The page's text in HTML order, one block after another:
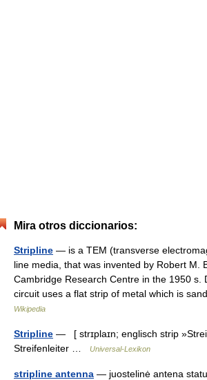
Mira otros diccionarios:
Stripline — is a TEM (transverse
line media, that was invented by Robert M.
Cambridge Research Centre in the 1950 s.
circuit uses a flat strip of metal which is
Wikipedia
Stripline — [ strɪplaɪn; englisch strip
Streifenleiter …
Universal-Lexikon
stripline antenna — juostelinė antena